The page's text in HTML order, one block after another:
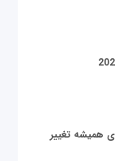
همیشه تغییر